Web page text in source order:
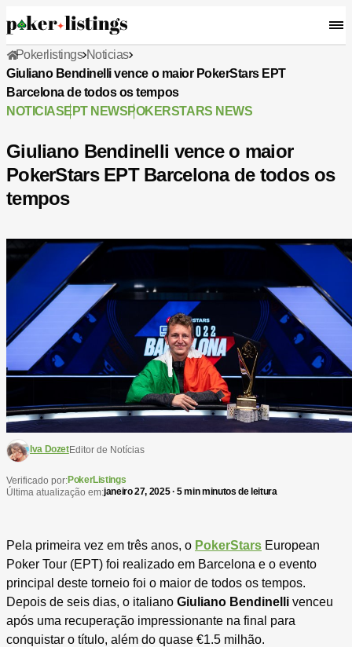
Pokerlistings Noticias
Giuliano Bendinelli vence o maior PokerStars EPT
Barcelona de todos os tempos
NOTICIASEPT NEWSPOKERSTARS NEWS
Giuliano Bendinelli vence o maior
PokerStars EPT Barcelona de todos os
tempos
Iva DozetEditor de Notícias
Verificado por:PokerListings
Última atualização em:janeiro 27, 2025 · 5 min minutos de leitura
Pela primeira vez em três anos, o PokerStars European
Poker Tour (EPT) foi realizado em Barcelona e o evento
principal deste torneio foi o maior de todos os tempos.
Depois de seis dias, o italiano Giuliano Bendinelli venceu
após uma recuperação impressionante na final para
conquistar o título, além do quase €1.5 milhão.